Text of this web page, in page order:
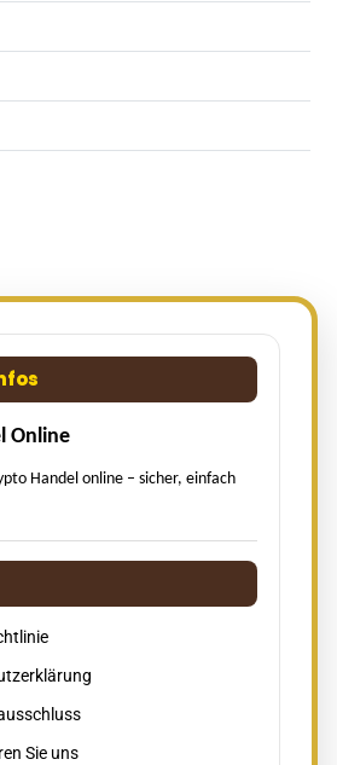
Online
Handel online – sicher, einfach
Sie uns